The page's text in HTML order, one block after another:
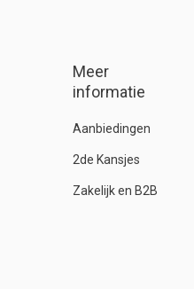
Meer
informatie
Aanbiedingen
2de Kansjes
Zakelijk en B2B